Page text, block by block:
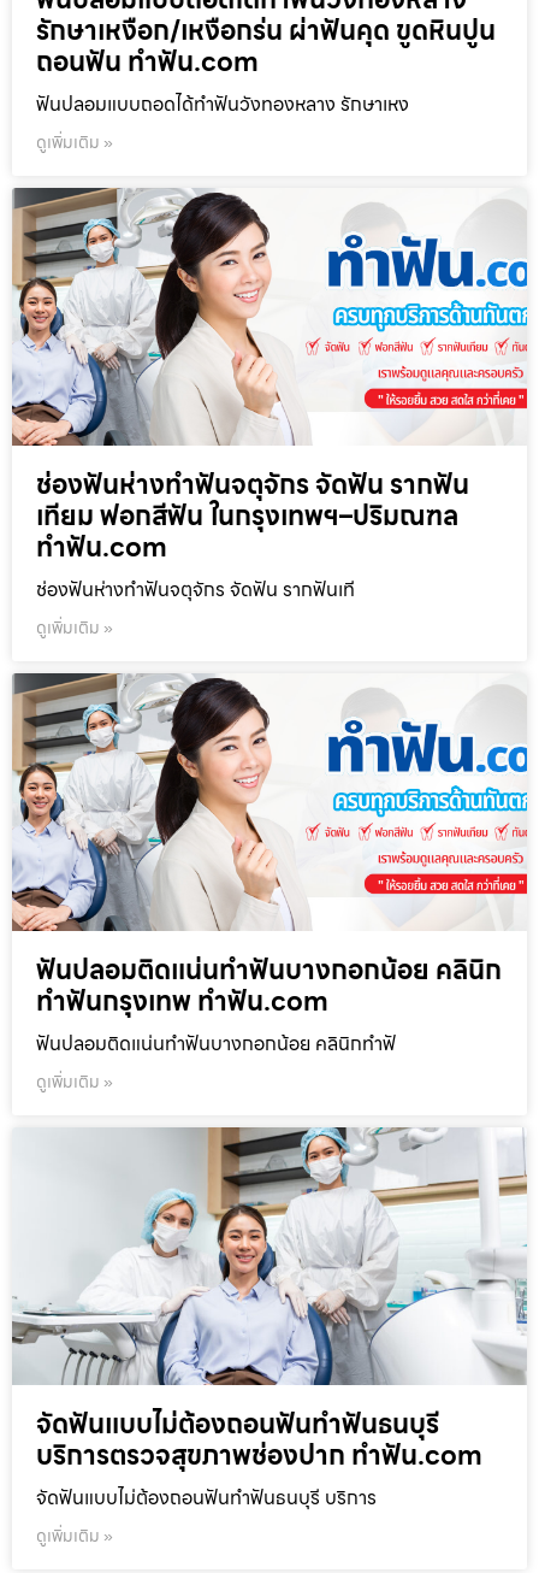
รักษาเหงือก/เหงือกร่น ผ่าฟันคุด ขูดหินปูน
ถอนฟัน ทำฟัน.com
ฟันปลอมแบบถอดได้ทำฟันวังทองหลาง รักษาเหง
ดูเพิ่มเติม »
ช่องฟันห่างทำฟันจตุจักร จัดฟัน รากฟัน
เทียม ฟอกสีฟัน ในกรุงเทพฯ–ปริมณฑล
ทำฟัน.com
ช่องฟันห่างทำฟันจตุจักร จัดฟัน รากฟันเที
ดูเพิ่มเติม »
ฟันปลอมติดแน่นทำฟันบางกอกน้อย คลินิก
ทำฟันกรุงเทพ ทำฟัน.com
ฟันปลอมติดแน่นทำฟันบางกอกน้อย คลินิกทำฟั
ดูเพิ่มเติม »
จัดฟันแบบไม่ต้องถอนฟันทำฟันธนบุรี
บริการตรวจสุขภาพช่องปาก ทำฟัน.com
จัดฟันแบบไม่ต้องถอนฟันทำฟันธนบุรี บริการ
ดูเพิ่มเติม »